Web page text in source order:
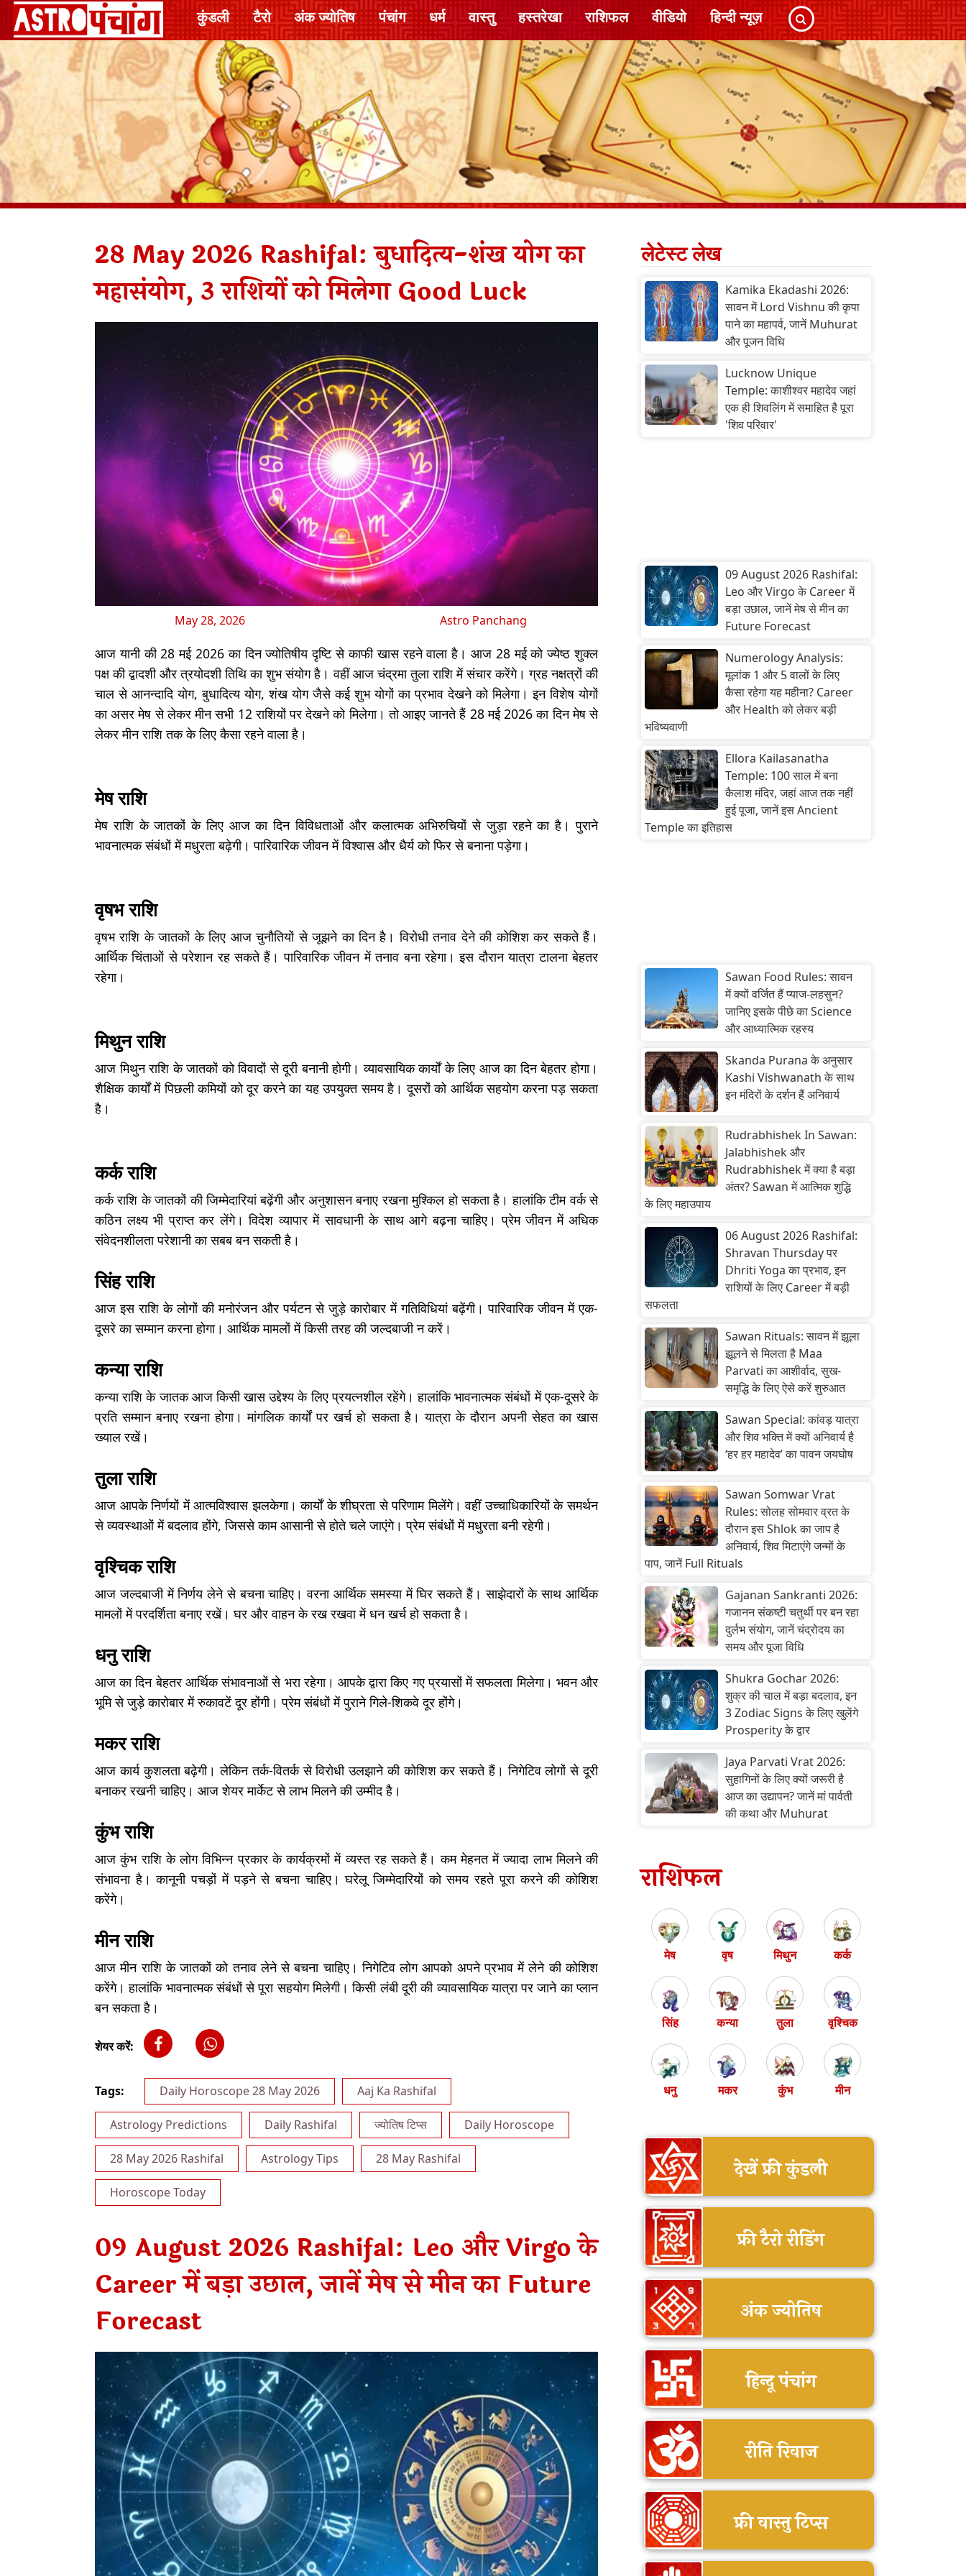
कुंडली टैरो अंक ज्योतिष पंचांग धर्म वास्तु हस्तरेखा राशिफल वीडियो हिन्दी न्यूज़
28 May 2026 Rashifal: बुधादित्य-शंख योग का
महासंयोग, 3 राशियों को मिलेगा Good Luck
May 28, 2026 Astro Panchang
आज यानी की 28 मई 2026 का दिन ज्योतिषीय दृष्टि से काफी खास रहने वाला है। आज 28 मई को ज्येष्ठ शुक्ल
पक्ष की द्वादशी और त्रयोदशी तिथि का शुभ संयोग है। वहीं आज चंद्रमा तुला राशि में संचार करेंगे। ग्रह नक्षत्रों की
चाल से आनन्दादि योग, बुधादित्य योग, शंख योग जैसे कई शुभ योगों का प्रभाव देखने को मिलेगा। इन विशेष योगों
का असर मेष से लेकर मीन सभी 12 राशियों पर देखने को मिलेगा। तो आइए जानते हैं 28 मई 2026 का दिन मेष से
लेकर मीन राशि तक के लिए कैसा रहने वाला है।
मेष राशि
मेष राशि के जातकों के लिए आज का दिन विविधताओं और कलात्मक अभिरुचियों से जुड़ा रहने का है। पुराने
भावनात्मक संबंधों में मधुरता बढ़ेगी। पारिवारिक जीवन में विश्वास और धैर्य को फिर से बनाना पड़ेगा।
वृषभ राशि
वृषभ राशि के जातकों के लिए आज चुनौतियों से जूझने का दिन है। विरोधी तनाव देने की कोशिश कर सकते हैं।
आर्थिक चिंताओं से परेशान रह सकते हैं। पारिवारिक जीवन में तनाव बना रहेगा। इस दौरान यात्रा टालना बेहतर
रहेगा।
मिथुन राशि
आज मिथुन राशि के जातकों को विवादों से दूरी बनानी होगी। व्यावसायिक कार्यों के लिए आज का दिन बेहतर होगा।
शैक्षिक कार्यों में पिछली कमियों को दूर करने का यह उपयुक्त समय है। दूसरों को आर्थिक सहयोग करना पड़ सकता
है।
कर्क राशि
कर्क राशि के जातकों की जिम्मेदारियां बढ़ेंगी और अनुशासन बनाए रखना मुश्किल हो सकता है। हालांकि टीम वर्क से
कठिन लक्ष्य भी प्राप्त कर लेंगे। विदेश व्यापार में सावधानी के साथ आगे बढ़ना चाहिए। प्रेम जीवन में अधिक
संवेदनशीलता परेशानी का सबब बन सकती है।
सिंह राशि
आज इस राशि के लोगों की मनोरंजन और पर्यटन से जुड़े कारोबार में गतिविधियां बढ़ेंगी। पारिवारिक जीवन में एक-
दूसरे का सम्मान करना होगा। आर्थिक मामलों में किसी तरह की जल्दबाजी न करें।
कन्या राशि
कन्या राशि के जातक आज किसी खास उद्देश्य के लिए प्रयत्नशील रहेंगे। हालांकि भावनात्मक संबंधों में एक-दूसरे के
प्रति सम्मान बनाए रखना होगा। मांगलिक कार्यों पर खर्च हो सकता है। यात्रा के दौरान अपनी सेहत का खास
ख्याल रखें।
तुला राशि
आज आपके निर्णयों में आत्मविश्वास झलकेगा। कार्यों के शीघ्रता से परिणाम मिलेंगे। वहीं उच्चाधिकारियों के समर्थन
से व्यवस्थाओं में बदलाव होंगे, जिससे काम आसानी से होते चले जाएंगे। प्रेम संबंधों में मधुरता बनी रहेगी।
वृश्चिक राशि
आज जल्दबाजी में निर्णय लेने से बचना चाहिए। वरना आर्थिक समस्या में घिर सकते हैं। साझेदारों के साथ आर्थिक
मामलों में परदर्शिता बनाए रखें। घर और वाहन के रख रखवा में धन खर्च हो सकता है।
धनु राशि
आज का दिन बेहतर आर्थिक संभावनाओं से भरा रहेगा। आपके द्वारा किए गए प्रयासों में सफलता मिलेगा। भवन और
भूमि से जुड़े कारोबार में रुकावटें दूर होंगी। प्रेम संबंधों में पुराने गिले-शिकवे दूर होंगे।
मकर राशि
आज कार्य कुशलता बढ़ेगी। लेकिन तर्क-वितर्क से विरोधी उलझाने की कोशिश कर सकते हैं। निगेटिव लोगों से दूरी
बनाकर रखनी चाहिए। आज शेयर मार्केट से लाभ मिलने की उम्मीद है।
कुंभ राशि
आज कुंभ राशि के लोग विभिन्न प्रकार के कार्यक्रमों में व्यस्त रह सकते हैं। कम मेहनत में ज्यादा लाभ मिलने की
संभावना है। कानूनी पचड़ों में पड़ने से बचना चाहिए। घरेलू जिम्मेदारियों को समय रहते पूरा करने की कोशिश
करेंगे।
मीन राशि
आज मीन राशि के जातकों को तनाव लेने से बचना चाहिए। निगेटिव लोग आपको अपने प्रभाव में लेने की कोशिश
करेंगे। हालांकि भावनात्मक संबंधों से पूरा सहयोग मिलेगी। किसी लंबी दूरी की व्यावसायिक यात्रा पर जाने का प्लान
बन सकता है।
शेयर करें:
Tags: Daily Horoscope 28 May 2026 Aaj Ka Rashifal
Astrology Predictions Daily Rashifal ज्योतिष टिप्स Daily Horoscope
28 May 2026 Rashifal Astrology Tips 28 May Rashifal
Horoscope Today
09 August 2026 Rashifal: Leo और Virgo के
Career में बड़ा उछाल, जानें मेष से मीन का Future
Forecast
लेटेस्ट लेख
Kamika Ekadashi 2026:
सावन में Lord Vishnu की कृपा
पाने का महापर्व, जानें Muhurat
और पूजन विधि
Lucknow Unique
Temple: काशीश्वर महादेव जहां
एक ही शिवलिंग में समाहित है पूरा
'शिव परिवार'
09 August 2026 Rashifal:
Leo और Virgo के Career में
बड़ा उछाल, जानें मेष से मीन का
Future Forecast
Numerology Analysis:
मूलांक 1 और 5 वालों के लिए
कैसा रहेगा यह महीना? Career
और Health को लेकर बड़ी
भविष्यवाणी
Ellora Kailasanatha
Temple: 100 साल में बना
कैलाश मंदिर, जहां आज तक नहीं
हुई पूजा, जानें इस Ancient
Temple का इतिहास
Sawan Food Rules: सावन
में क्यों वर्जित हैं प्याज-लहसुन?
जानिए इसके पीछे का Science
और आध्यात्मिक रहस्य
Skanda Purana के अनुसार
Kashi Vishwanath के साथ
इन मंदिरों के दर्शन हैं अनिवार्य
Rudrabhishek In Sawan:
Jalabhishek और
Rudrabhishek में क्या है बड़ा
अंतर? Sawan में आत्मिक शुद्धि
के लिए महाउपाय
06 August 2026 Rashifal:
Shravan Thursday पर
Dhriti Yoga का प्रभाव, इन
राशियों के लिए Career में बड़ी
सफलता
Sawan Rituals: सावन में झूला
झूलने से मिलता है Maa
Parvati का आशीर्वाद, सुख-
समृद्धि के लिए ऐसे करें शुरुआत
Sawan Special: कांवड़ यात्रा
और शिव भक्ति में क्यों अनिवार्य है
‘हर हर महादेव’ का पावन जयघोष
Sawan Somwar Vrat
Rules: सोलह सोमवार व्रत के
दौरान इस Shlok का जाप है
अनिवार्य, शिव मिटाएंगे जन्मों के
पाप, जानें Full Rituals
Gajanan Sankranti 2026:
गजानन संकष्टी चतुर्थी पर बन रहा
दुर्लभ संयोग, जानें चंद्रोदय का
समय और पूजा विधि
Shukra Gochar 2026:
शुक्र की चाल में बड़ा बदलाव, इन
3 Zodiac Signs के लिए खुलेंगे
Prosperity के द्वार
Jaya Parvati Vrat 2026:
सुहागिनों के लिए क्यों जरूरी है
आज का उद्यापन? जानें मां पार्वती
की कथा और Muhurat
राशिफल
मेष वृष मिथुन कर्क
सिंह कन्या तुला वृश्चिक
धनु मकर कुंभ मीन
देखें फ्री कुंडली
फ्री टैरो रीडिंग
अंक ज्योतिष
हिन्दू पंचांग
रीति रिवाज
फ्री वास्तु टिप्स